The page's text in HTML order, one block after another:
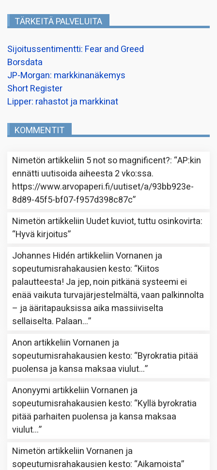
TÄRKEITÄ PALVELUITA
Sijoitussentimentti: Fear and Greed
Borsdata
JP-Morgan: markkinanäkemys
Short Register
Lipper: rahastot ja markkinat
KOMMENTIT
Nimetön artikkeliin 5 not so magnificent?: “AP:kin
ennätti uutisoida aiheesta 2 vko:ssa.
https://www.arvopaperi.fi/uutiset/a/93bb923e-
8d89-45f5-bf07-f957d398c87c”
Nimetön artikkeliin Uudet kuviot, tuttu osinkovirta:
“Hyvä kirjoitus”
Johannes Hidén artikkeliinVornanen ja
sopeutumisrahakausien kesto: “Kiitos
palautteesta! Ja jep, noin pitkänä systeemi ei
enää vaikuta turvajärjestelmältä, vaan palkinnolta
– ja ääritapauksissa aika massiiviselta
sellaiselta. Palaan…”
Anon artikkeliinVornanen ja
sopeutumisrahakausien kesto: “Byrokratia pitää
puolensa ja kansa maksaa viulut…”
Anonyymi artikkeliinVornanen ja
sopeutumisrahakausien kesto: “Kyllä byrokratia
pitää parhaiten puolensa ja kansa maksaa
viulut…”
Nimetön artikkeliinVornanen ja
sopeutumisrahakausien kesto: “Aikamoista”